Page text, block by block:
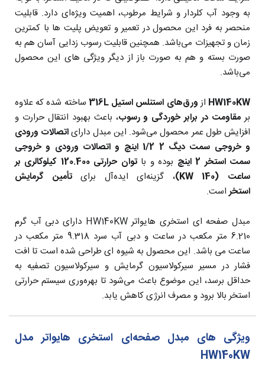
به وجود آب کلردار و شرایط مرطوب، اهمیت ویژه‌ای دارد. قابلیت
منحصر به فرد این محصول در تعمیر و تعویض پلیت ها با کمترین
زمان و تجهیزات می‌باشد. همچنین قابلیت رسوب زدایی آسان هم به
صورت بسته و هم به صورت باز از دیگر ویژگی های این محصول
می‌باشد.
HW140KW از ورق‌های استنلس استیل 316L
ساخته شده که علاوه
بر مقاومت در برابر خوردگی و رسوب‌، باعث بهبود انتقال حرارت و
افزایش طول عمر محصول می‌شود. این مبدل دارایاتصالات ورودی
و خروجی سمت دیگ 2 1/2 اینچ و اتصالات ورودی و خروجی
سمت استخر 2 اینچ
بوده و با
توان حرارتی 120.400 کیلوکالری بر
ساعت (KW 140)
، گزینه‌ای ایده‌آل برایتأمین گرمایش
استخراست.
مبدل صفحه ای استخری هایواتر HW140KW دارای دبی آب گرم
6.210 متر مکعب در ساعت و دبی آب سرد 9.318 متر مکعب در
ساعت می باشد. این محصول به شیوه ای طراحی شده است تا افت
فشار در مسیر سیرکولاسیون گرمایش و سیرکولاسیون تصفیه به
حداقل برسد، این موضوع باعث می‌شود تا بهره‌وری سیستم حرارتی
استخر بالا برود و مصرف انرژی کاهش یابد.
ویژگی های مبدل صفحه‌ای استخری هایواتر مدل
HW140KW